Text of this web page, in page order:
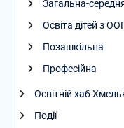
Загальна-
Освіта дітей з
Позашкільна
Професійна
Освітній хаб
Події